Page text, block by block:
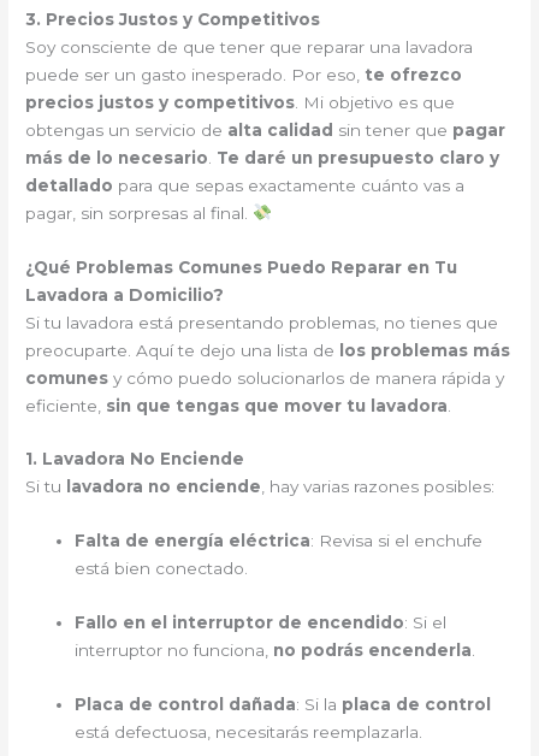
3. Precios Justos y Competitivos
Soy consciente de que tener que reparar una lavadora
puede ser un gasto inesperado. Por eso, te ofrezco
precios justos y competitivos . Mi objetivo es que
obtengas un servicio de alta calidad sin tener que pagar
más de lo necesario Te daré un presupuesto claro y
detallado para que sepas exactamente cuánto vas a
pagar, sin sorpresas al final.
¿Qué Problemas Comunes Puedo Reparar en Tu
Lavadora a Domicilio?
Si tu lavadora está presentando problemas, no tienes que
preocuparte. Aquí te dejo una lista de los problemas más
comunes y cómo puedo solucionarlos de manera rápida y
eficiente, sin que tengas que mover tu lavadora
1. Lavadora No Enciende
Si tu
lavadora no enciende, hay varias razones posibles:
Falta de energía eléctrica: Revisa si el enchufe
está bien conectado.
Fallo en el interruptor de encendido: Si el
interruptor no funciona, no podrás encenderla
Placa de control dañada: Si la placa de control
está defectuosa, necesitarás reemplazarla.